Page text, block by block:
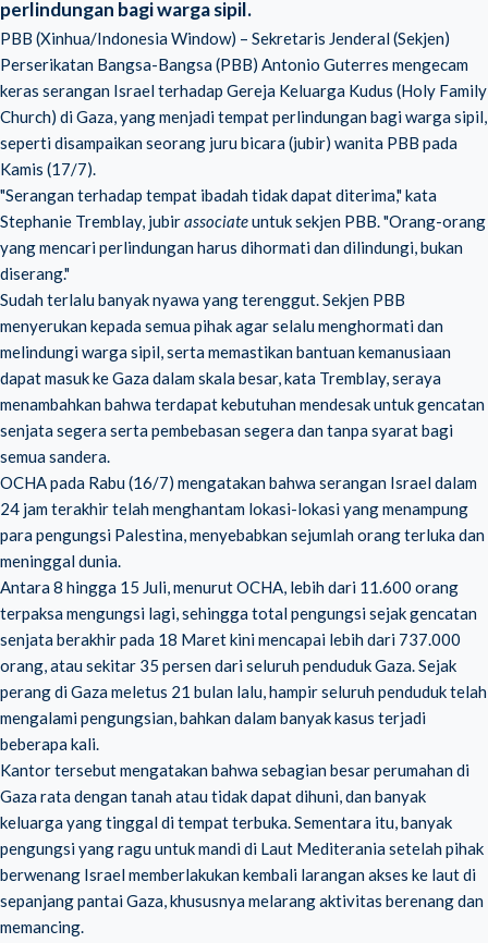
perlindungan bagi warga sipil.
PBB (Xinhua/Indonesia Window) – Sekretaris Jenderal (Sekjen)
Perserikatan Bangsa-Bangsa (PBB) Antonio Guterres mengecam
keras serangan Israel terhadap Gereja Keluarga Kudus (Holy Family
Church) di Gaza, yang menjadi tempat perlindungan bagi warga sipil,
seperti disampaikan seorang juru bicara (jubir) wanita PBB pada
Kamis (17/7).
"Serangan terhadap tempat ibadah tidak dapat diterima," kata
Stephanie Tremblay, jubirassociateuntuk sekjen PBB. "Orang-orang
yang mencari perlindungan harus dihormati dan dilindungi, bukan
diserang."
Sudah terlalu banyak nyawa yang terenggut. Sekjen PBB
menyerukan kepada semua pihak agar selalu menghormati dan
melindungi warga sipil, serta memastikan bantuan kemanusiaan
dapat masuk ke Gaza dalam skala besar, kata Tremblay, seraya
menambahkan bahwa terdapat kebutuhan mendesak untuk gencatan
senjata segera serta pembebasan segera dan tanpa syarat bagi
semua sandera.
OCHA pada Rabu (16/7) mengatakan bahwa serangan Israel dalam
24 jam terakhir telah menghantam lokasi-lokasi yang menampung
para pengungsi Palestina, menyebabkan sejumlah orang terluka dan
meninggal dunia.
Antara 8 hingga 15 Juli, menurut OCHA, lebih dari 11.600 orang
terpaksa mengungsi lagi, sehingga total pengungsi sejak gencatan
senjata berakhir pada 18 Maret kini mencapai lebih dari 737.000
orang, atau sekitar 35 persen dari seluruh penduduk Gaza. Sejak
perang di Gaza meletus 21 bulan lalu, hampir seluruh penduduk telah
mengalami pengungsian, bahkan dalam banyak kasus terjadi
beberapa kali.
Kantor tersebut mengatakan bahwa sebagian besar perumahan di
Gaza rata dengan tanah atau tidak dapat dihuni, dan banyak
keluarga yang tinggal di tempat terbuka. Sementara itu, banyak
pengungsi yang ragu untuk mandi di Laut Mediterania setelah pihak
berwenang Israel memberlakukan kembali larangan akses ke laut di
sepanjang pantai Gaza, khususnya melarang aktivitas berenang dan
memancing.